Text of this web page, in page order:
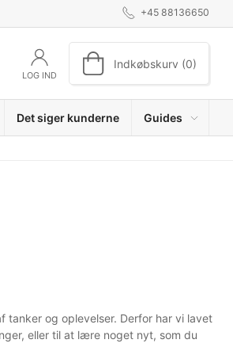
+45 88136650
LOG IND
Indkøbskurv (0)
Det siger kunderne Guides
og oplevelser. Derfor har vi lavet
eller til at lære noget nyt, som du